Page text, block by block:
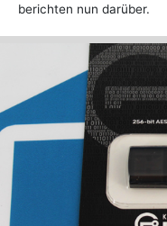
berichten nun darüber.